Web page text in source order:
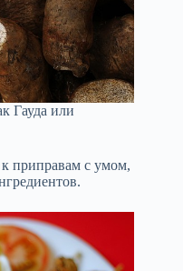
Гауда или
приправам с умом,